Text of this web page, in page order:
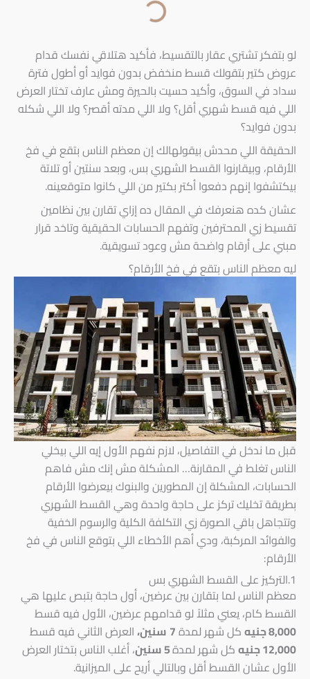
لو بتفكر تشتري عقار بالتقسيط، فأكيد هتلاقي نفسك قدام
عروض كتير بتقولك قسط منخفض بدون فوايد أو أطول فترة
سداد في السوق، وأكيد حسيت بالحيرة ومش عارف تختار العرض
اللي فيه قسط شهري أقل؟ ولا اللي مدته أقصر؟ ولا اللي شكله
بدون فوايد؟
الحقيقة اللي محدش بيقولهالك إن معظم الناس بتقع في فخ
الأرقام، وبيقارنوا القسط الشهري بس، وبعد سنتين أو تلاتة
بيكتشفوا إنهم دفعوا أكتر بكتير من اللي كانوا متوقعينه.
عشان كده هنعرفك في المقال ده إزاي تقارن بين نظامين
تقسيط زي المحترفين وتفهم الحسابات الحقيقية وتاخد قرار
مبني على أرقام واضحة مش وعود تسويقية.
ليه معظم الناس بتقع في فخ الأرقام؟
قبل ما ندخل في التفاصيل، لازم نفهم الأول إيه اللي بيخلي
الناس تغلط في المقارنة… المشكلة مش إنك مش فاهم
الحسابات، المشكلة إن المطورين والبنوك بيعرضوا الأرقام
بطريقة تخليك تركز على حاجة واحدة وهي القسط الشهري
وتتجاهل باقي الصورة زي التكلفة الكلية والرسوم الخفية
والفوائد المركبة، ودي أهم الأخطاء اللي بتوقع الناس في فخ
الأرقام:
1.التركيز على القسط الشهري بس
معظم الناس لما بتقارن بين عرضين، أول حاجة بتبص عليها هي
القسط كام، يعني مثلاً لو قدامهم عرضين، الأول فيه قسط
8,000 جنيه
كل شهر لمدة7 سنين،العرض الثاني فيه قسط
12,000 جنيه
كل شهر لمدة
، أغلب الناس بتختار العرض
الأول عشان القسط أقل وبالتالي أريح على الميزانية.